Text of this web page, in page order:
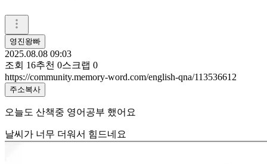
영진왕빠
2025.08.08 09:03
조회 16추천 0스크랩 0
https://community.memory-word.com/english-qna/113536612
주소복사
오늘도 산책중 영어공부 했어요
날씨가 너무 더워서 힘드네요